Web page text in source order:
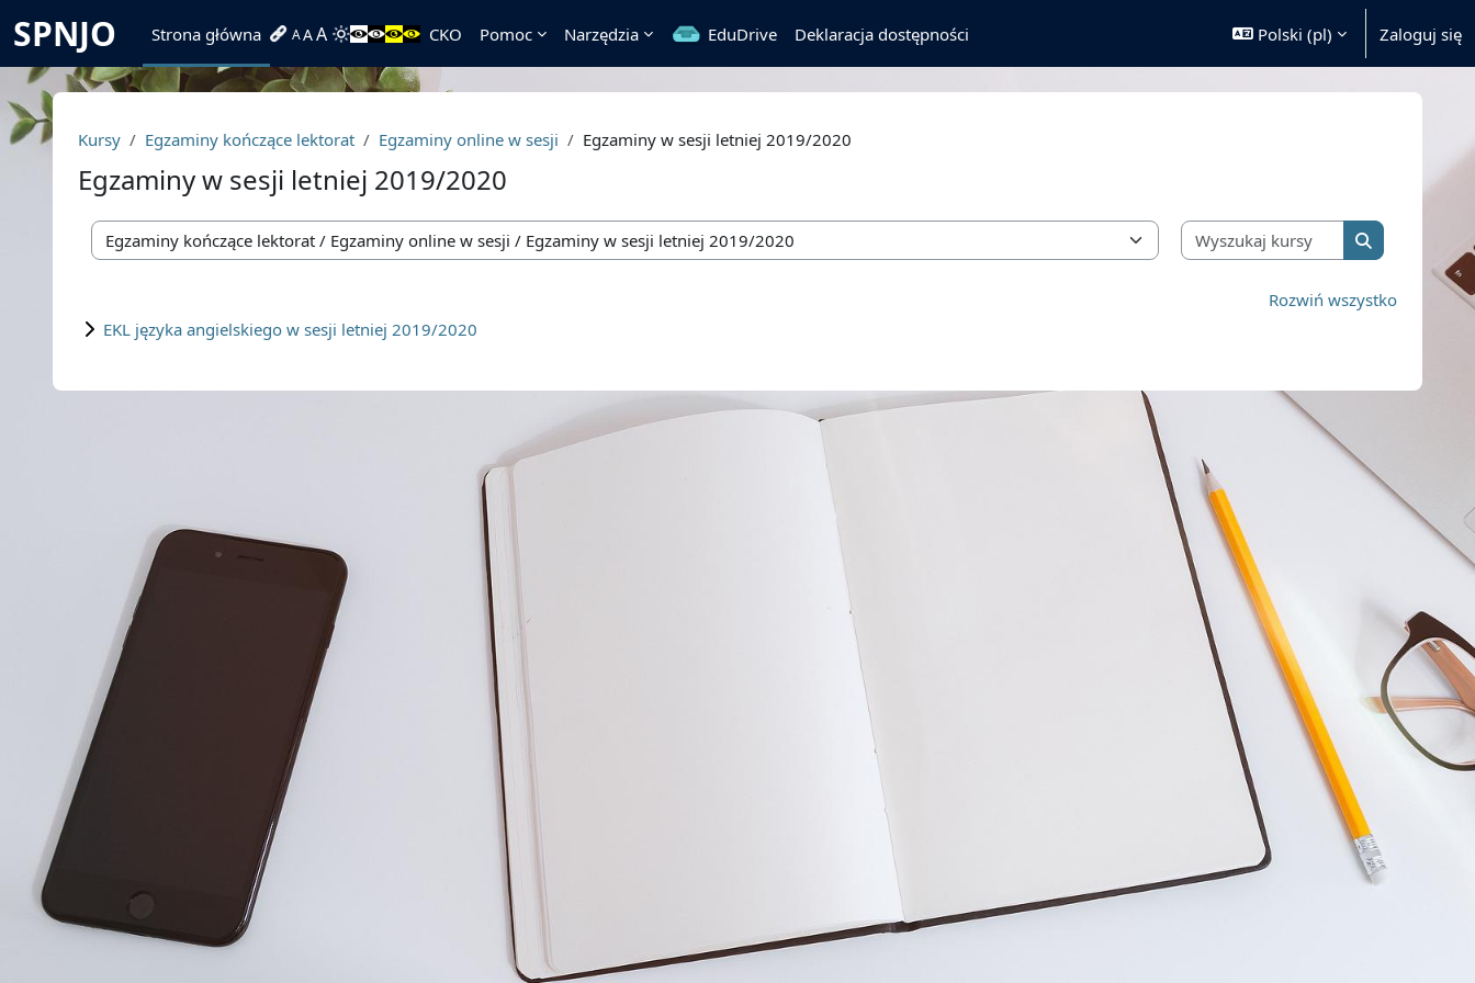
SPNJO Strona główna AAA CKO Pomoc Narzędzia EduDrive Deklaracja dostępności Polski ‎(pl)‎ Zaloguj się
Kursy Egzaminy kończące lektorat Egzaminy online w sesji Egzaminy w sesji letniej 2019/2020
Egzaminy w sesji letniej 2019/2020
Kategorie kursów
Wyszukaj kursy
Wyszukaj
Rozwiń wszystko
EKL języka angielskiego w sesji letniej 2019/2020